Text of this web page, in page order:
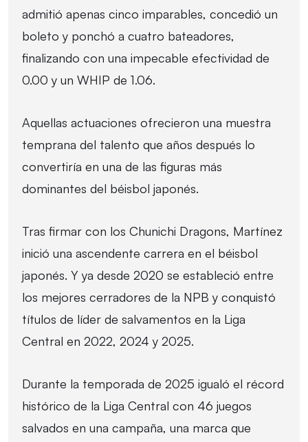
admitió apenas cinco imparables, concedió un
boleto y ponchó a cuatro bateadores,
finalizando con una impecable efectividad de
0.00 y un WHIP de 1.06.
Aquellas actuaciones ofrecieron una muestra
temprana del talento que años después lo
convertiría en una de las figuras más
dominantes del béisbol japonés.
Tras firmar con los Chunichi Dragons, Martínez
inició una ascendente carrera en el béisbol
japonés. Y ya desde 2020 se estableció entre
los mejores cerradores de la NPB y conquistó
títulos de líder de salvamentos en la Liga
Central en 2022, 2024 y 2025.
Durante la temporada de 2025 igualó el récord
histórico de la Liga Central con 46 juegos
salvados en una campaña, una marca que